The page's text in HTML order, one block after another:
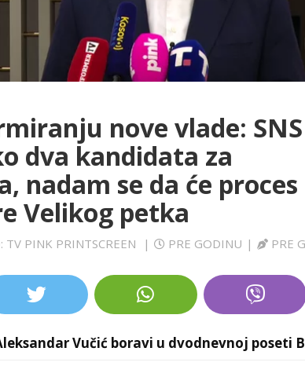
nove vlade:
dva kandidata za
nadam se da će
Velikog petka
TV PINK PRINTSCREEN | PRE GODINU | PRE
Vučić boravi u dvodnevnoj poseti